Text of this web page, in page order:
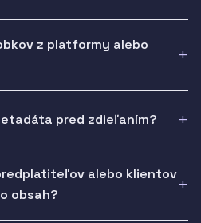
z platformy alebo
pred zdieľaním?
alebo klientov
obsah?